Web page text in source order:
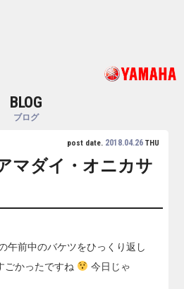
BLOG
ブログ
post date. 2018.04.26THU
マダイ・オニカサ
午前中のバケツをひっくり返し
ごかったですね
今日じゃ